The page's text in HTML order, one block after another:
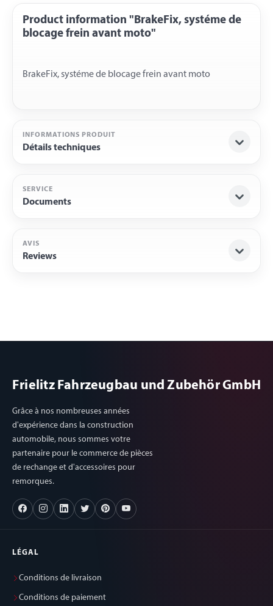
Product information "BrakeFix, systéme de
blocage frein avant moto"
INFORMATIONS PRODUIT
Détails techniques
SERVICE
Documents
AVIS
Reviews
Frielitz Fahrzeugbau und Zubehör GmbH
Grâce à nos nombreuses années
d'expérience dans la construction
automobile, nous sommes votre
partenaire pour le commerce de pièces
de rechange et d'accessoires pour
remorques.
LÉGAL
Conditions de livraison
Conditions de paiement